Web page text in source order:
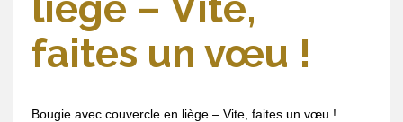
faites un vœu !
Bougie avec couvercle en liège – Vite, faites un vœu !